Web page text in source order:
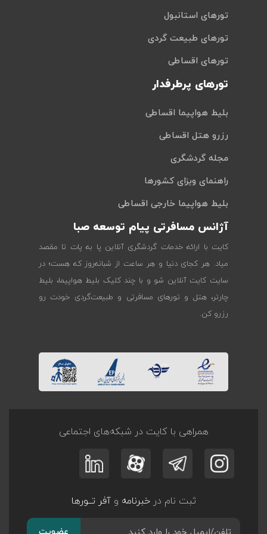
تورهای استانبول
تورهای طبیعت گردی
تورهای اقساطی
تورهای پرطرفدار
بلیط هواپیما اقساطی
رزرو هتل اقساطی
مجله گردشگری
راهنمای ویزای کشورها
بلیط هواپیما خارجی اقساطی
آژانس مسافرتی پیام توسعه صبا
کایت با ارائه خدمات گردشگری آنلاین پا به پات تا مقصد
میاد. هر کجای دنیا و هر ساعت از شبانه‌روز که هست؛ در
سایت کایت آنلاین شو و با چند کلیک بلیط هواپیما، بلیط
چارتر، هتل و تورهای مسافرتی و طبیعت‌گردی خودت رو
رزرو کن.
همراهی با کایت در شبکه‌های اجتماعی
ثبت نام درخبرنامه وآفر تــورها